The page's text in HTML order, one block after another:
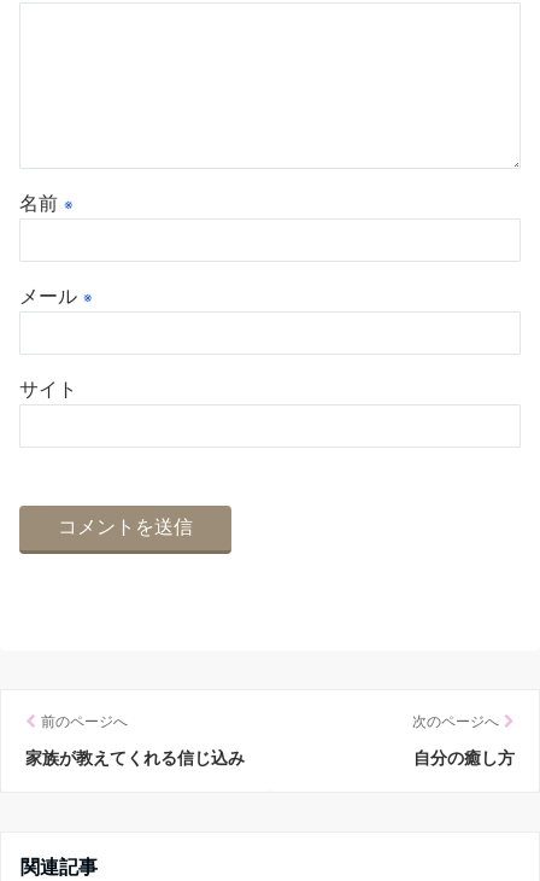
名前 ※
メール ※
サイト
前のページへ
家族が教えてくれる信じ込み
次のページへ
自分の癒し方
関連記事